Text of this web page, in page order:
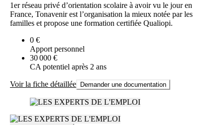
1er réseau privé d’orientation scolaire à avoir vu le jour en
France, Tonavenir est l’organisation la mieux notée par les
familles et propose une formation certifiée Qualiopi.
0 €
Apport personnel
30 000 €
CA potentiel après 2 ans
Voir la fiche détaillée Demander une documentation